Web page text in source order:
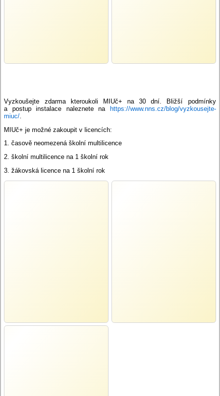
Vyzkoušejte zdarma kteroukoli MIUč+ na 30 dní. Bližší podmínky
a postup instalace naleznete na
https://www.nns.cz/blog/vyzkousejte-
miuc/
MIUč+ je možné zakoupit v licencích:
1. časově neomezená školní multilicence
2. školní multilicence na 1 školní rok
3. žákovská licence na 1 školní rok